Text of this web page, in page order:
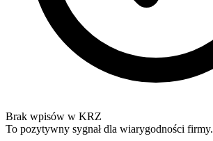
Brak wpisów w KRZ
To pozytywny sygnał dla wiarygodności firmy.